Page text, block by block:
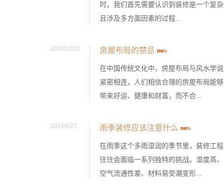
时，我们首先需要认识到装修是一个复杂
且涉及多方面因素的过程...
2024/10/31 房屋布局的禁忌
在中国传统文化中，房屋布局与风水学说
紧密相连，人们相信合理的房屋布局能够
带来好运、健康和财富，而不合...
2024/8/27 雨季装修应该注意什么
在雨季这个多雨湿润的季节里，装修工程
往往会面临一系列独特的挑战。湿度高、
空气流通性差、材料易受潮变形...